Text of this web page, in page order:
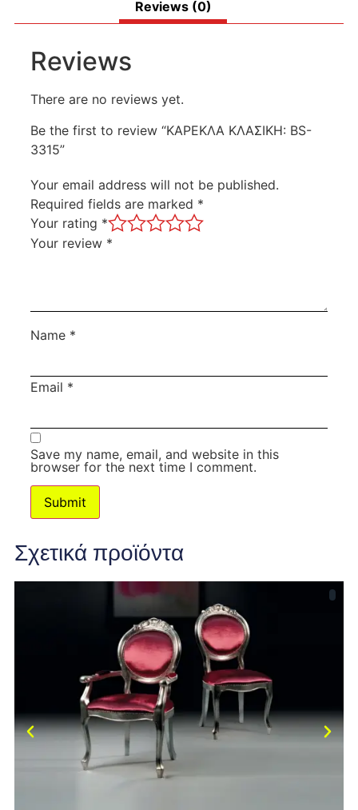
Reviews (0)
Reviews
There are no reviews yet.
Be the first to review “ΚΑΡΕΚΛΑ ΚΛΑΣΙΚΗ: BS-
3315”
Your email address will not be published.
Required fields are marked *
Your rating *
Your review *
Name *
Email *
Save my name, email, and website in this
browser for the next time I comment.
Σχετικά προϊόντα